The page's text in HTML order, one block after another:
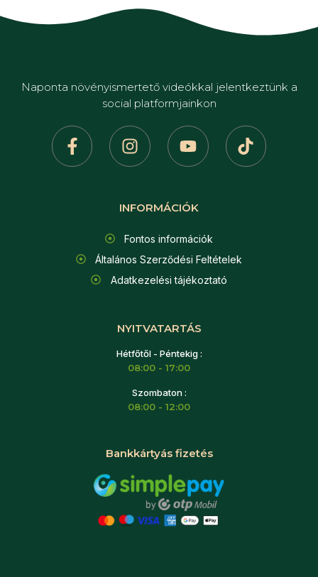
Naponta növényismertető videókkal jelentkeztünk a
social platformjainkon
INFORMÁCIÓK
Fontos információk
Általános Szerződési Feltételek
Adatkezelési tájékoztató
NYITVATARTÁS
Hétfőtől - Péntekig :
08:00 - 17:00
Szombaton :
08:00 - 12:00
Bankkártyás fizetés